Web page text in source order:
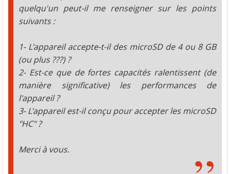
quelqu'un peut-il me renseigner sur les points
suivants :
1- L'appareil accepte-t-il des microSD de 4 ou 8 GB
(ou plus ???) ?
2- Est-ce que de fortes capacités ralentissent (de
manière significative) les performances de
l'appareil ?
3- L'appareil est-il conçu pour accepter les microSD
"HC" ?
Merci à vous.